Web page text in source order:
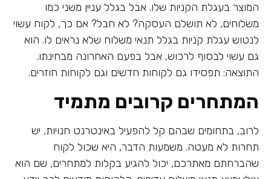
המוצר בעגלת הקניות שלו. אבל בגלל עניין משני כמו
משלוחים, לא תושלם העסקה? לא חבל? אם כך, לקוח עשוי
לנטוש עגלת קניות בגלל תנאי משלוח שלא נראים לו. הוא
גם עשוי לבסוף לרכוש, אבל בפעם האחרונה מבחינתו.
התוצאה: תפסידו גם לקוחות חדשים וגם לקוחות חוזרים.
המתחרים קרובים מתמיד
לרוב, בתחומים שבהם קל להפעיל באינטרנט חנויות, יש
תחרות לא מעטה. משמעות הדבר, היא שכול לקוח
שהברחתם מאתרכם, יכול להגיע בקלות למתחרים, שם הוא